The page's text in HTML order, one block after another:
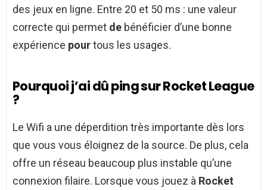
des jeux en ligne. Entre 20 et 50 ms : une valeur
correcte qui permet de bénéficier d’une bonne
expérience pourtous les usages.
Pourquoi j’ai dû ping sur Rocket League
?
Le Wifi a une déperdition très importante dès lors
que vous vous éloignez de la source. De plus, cela
offre un réseau beaucoup plus instable qu’une
connexion filaire. Lorsque vous jouez à Rocket